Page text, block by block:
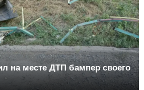
на месте ДТП бампер своего